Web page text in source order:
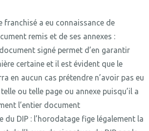
franchisé a eu connaissance de
remis et de ses annexes :
signé permet d’en garantir
certaine et il est évident que le
en aucun cas prétendre n’avoir pas eu
ou telle page ou annexe puisqu’il a
l’entier document
du DIP : l’horodatage fige légalement la